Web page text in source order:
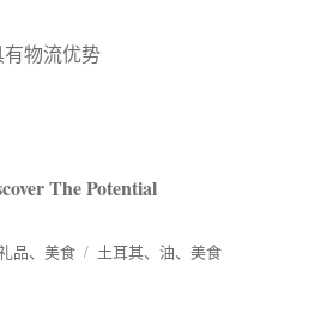
物流优势
The Potential
品、美食
标
土耳其、油、美食